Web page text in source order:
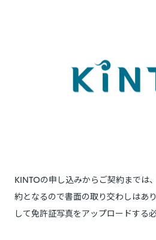
KINTOの申し込みからご契約までは
約となるので書面の取り交わしはあ
して免許証写真をアップロードする